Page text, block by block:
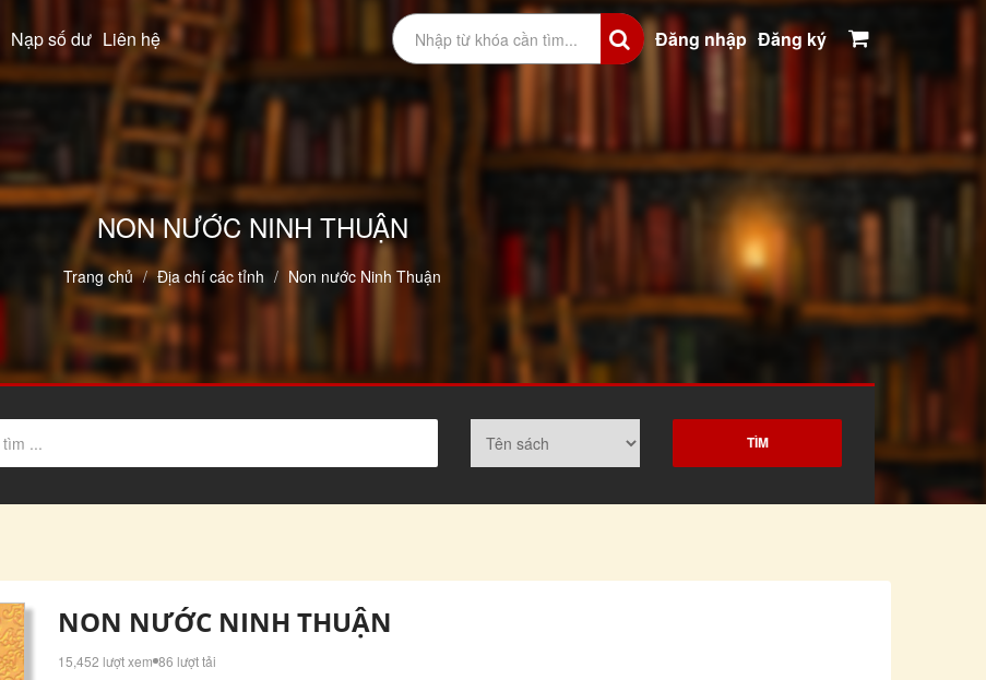
Nạp số dư Liên hệ Đăng nhập Đăng ký
NON NƯỚC NINH THUẬN
Trang chủ Địa chí các tỉnh Non nước Ninh Thuận
NON NƯỚC NINH THUẬN
15,452 lượt xem 86 lượt tải